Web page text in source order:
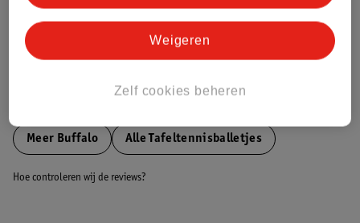
Bestel & Bezorginformatie
Meer Buffalo Alle Tafeltennisballetjes
Hoe controleren wij de reviews?
Zelf cookies beheren
Weigeren